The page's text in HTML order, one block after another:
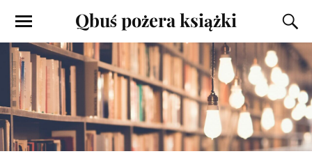
Qbuś pożera książki